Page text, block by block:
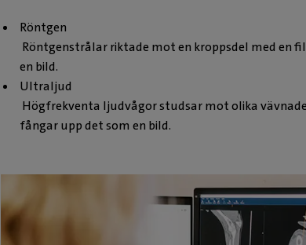
Röntgen
Röntgenstrålar riktade mot en kroppsdel med en
en bild.
Ultraljud
Högfrekventa ljudvågor studsar mot olika
fångar upp det som en bild.